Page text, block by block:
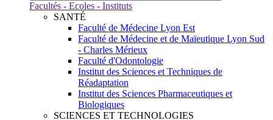
Facultés - Ecoles - Instituts
SANTÉ
Faculté de Médecine Lyon Est
Faculté de Médecine et de Maïeutique Lyon Sud
- Charles Mérieux
Faculté d'Odontologie
Institut des Sciences et Techniques de
Réadaptation
Institut des Sciences Pharmaceutiques et
Biologiques
SCIENCES ET TECHNOLOGIES